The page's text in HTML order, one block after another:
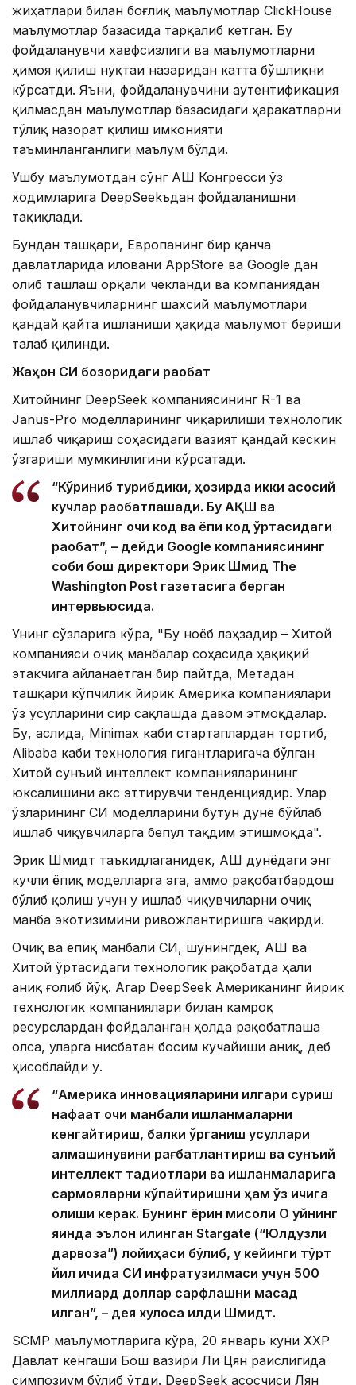
жиҳатлари билан боғлиқ маълумотлар ClickHouse
маълумотлар базасида тарқалиб кетган. Бу
фойдаланувчи хавфсизлиги ва маълумотларни
ҳимоя қилиш нуқтаи назаридан катта бўшлиқни
кўрсатди. Яъни, фойдаланувчини аутентификация
қилмасдан маълумотлар базасидаги ҳаракатларни
тўлиқ назорат қилиш имконияти
таъминланганлиги маълум бўлди.
Ушбу маълумотдан сўнг АҚШ Конгресси ўз
ходимларига DeepSeekъдан фойдаланишни
тақиқлади.
Бундан ташқари, Европанинг бир қанча
давлатларида иловани AppStore ва Google дан
олиб ташлаш орқали чекланди ва компаниядан
фойдаланувчиларнинг шахсий маълумотлари
қандай қайта ишланиши ҳақида маълумот бериши
талаб қилинди.
Жаҳон СИ бозоридаги рақобат
Хитойнинг DeepSeek компаниясининг R-1 ва
Janus-Pro моделларининг чиқарилиши технологик
ишлаб чиқариш соҳасидаги вазият қандай кескин
ўзгариши мумкинлигини кўрсатади.
“Кўриниб турибдики, ҳозирда икки асосий
кучлар рақобатлашади. Бу АҚШ ва
Хитойнинг очиқ код ва ёпиқ код ўртасидаги
рақобат”, – дейди Google компаниясининг
собиқ бош директори Эрик Шмид The
Washington Post газетасига берган
интервьюсида.
Унинг сўзларига кўра, "Бу ноёб лаҳзадир – Хитой
компанияси очиқ манбалар соҳасида ҳақиқий
этакчига айланаётган бир пайтда, Метадан
ташқари кўпчилик йирик Америка компаниялари
ўз усулларини сир сақлашда давом этмоқдалар.
Бу, аслида, Minimax каби стартаплардан тортиб,
Alibaba каби технология гигантларигача бўлган
Хитой сунъий интеллект компанияларининг
юксалишини акс эттирувчи тенденциядир. Улар
ўзларининг СИ моделларини бутун дунё бўйлаб
ишлаб чиқувчиларга бепул тақдим этишмоқда".
Эрик Шмидт таъкидлаганидек, АҚШ дунёдаги энг
кучли ёпиқ моделларга эга, аммо рақобатбардош
бўлиб қолиш учун у ишлаб чиқувчиларни очиқ
манба экотизимини ривожлантиришга чақирди.
Очиқ ва ёпиқ манбали СИ, шунингдек, АҚШ ва
Хитой ўртасидаги технологик рақобатда ҳали
аниқ ғолиб йўқ. Агар DeepSeek Американинг йирик
технологик компаниялари билан камроқ
ресурслардан фойдаланган ҳолда рақобатлаша
олса, уларга нисбатан босим кучайиши аниқ, деб
ҳисоблайди у.
“Америка инновацияларини илгари суриш
нафақат очиқ манбали ишланмаларни
кенгайтириш, балки ўрганиш усуллари
алмашинувини рағбатлантириш ва сунъий
интеллект тадқиқотлари ва ишланмаларига
сармояларни кўпайтиришни ҳам ўз ичига
олиши керак. Бунинг ёрқин мисоли Оқ уйнинг
яқинда эълон қилинган Stargate (“Юлдузли
дарвоза”) лойиҳаси бўлиб, у кейинги тўрт
йил ичида СИ инфратузилмаси учун 500
миллиард доллар сарфлашни мақсад
қилган”, – дея хулоса қилди Шмидт.
SCMP маълумотларига кўра, 20 январь куни ХХР
Давлат кенгаши Бош вазири Ли Цян раислигида
симпозиум бўлиб ўтди. DeepSeek асосчиси Лян